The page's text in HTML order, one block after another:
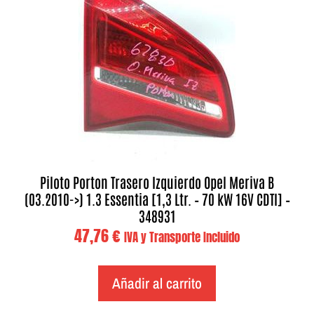
Piloto Porton Trasero Izquierdo Opel Meriva B
(03.2010->) 1.3 Essentia [1,3 Ltr. – 70 kW 16V CDTI] –
348931
47,76€ IVA y Transporte Incluido
Añadir al carrito